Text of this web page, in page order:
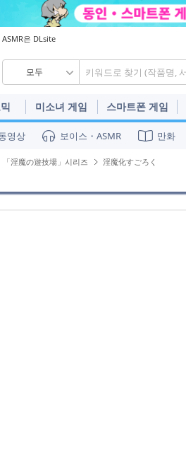
은 DLsite
모두
미소녀 게임 스마트폰 게임
영상 보이스・ASMR 만화
「淫魔の遊技場」시리즈 淫魔化すごろく